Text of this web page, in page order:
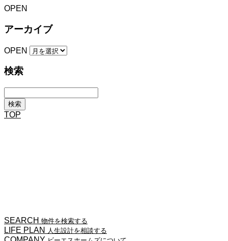
OPEN
アーカイブ
OPEN
検索
TOP
SEARCH 物件を検索する
LIFE PLAN 人生設計を相談する